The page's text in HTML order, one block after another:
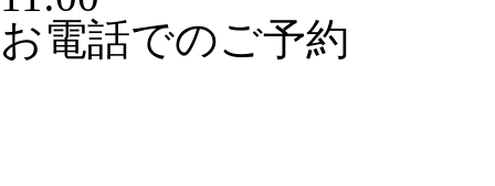
お電話でのご予約